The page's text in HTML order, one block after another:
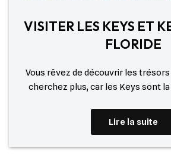
VISITER LES KEYS ET
FLORIDE
Vous rêvez de découvrir les trésors
cherchez plus, car les Keys sont
Lire la suite